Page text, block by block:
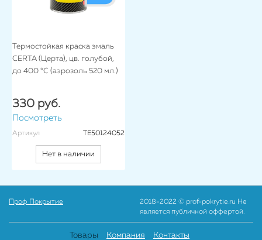
Термостойкая краска эмаль
CERTA (Церта), цв. голубой,
до 400 °C (аэрозоль 520 мл.)
330 руб.
Посмотреть
Артикул TE50124052
Нет в наличии
Проф Покрытие
2018-2022 © prof-pokrytie.ru Не
является публичной оффертой.
Товары Компания Контакты